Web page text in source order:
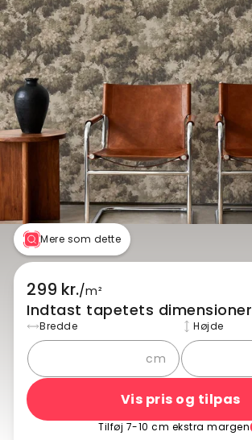
Mere som dette
299 kr./m²
Indtast tapetets dimensioner
Bredde
cm
Højde
Vis pris og tilpas
Tilføj 7-10 cm ekstra margen